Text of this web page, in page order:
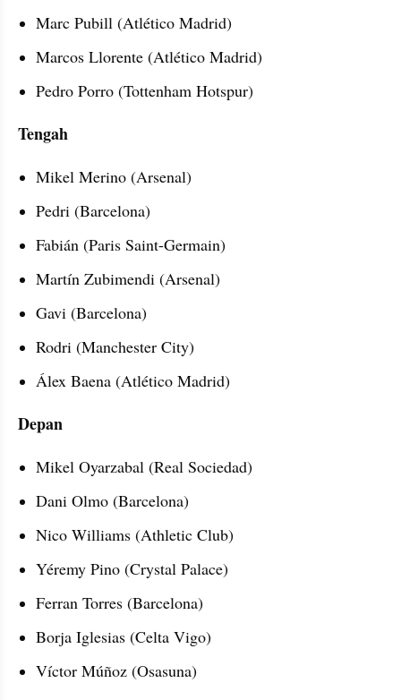
Marc Pubill (Atlético Madrid)
Marcos Llorente (Atlético Madrid)
Pedro Porro (Tottenham Hotspur)
Tengah
Mikel Merino (Arsenal)
Pedri (Barcelona)
Fabián (Paris Saint-Germain)
Martín Zubimendi (Arsenal)
Gavi (Barcelona)
Rodri (Manchester City)
Álex Baena (Atlético Madrid)
Depan
Mikel Oyarzabal (Real Sociedad)
Dani Olmo (Barcelona)
Nico Williams (Athletic Club)
Yéremy Pino (Crystal Palace)
Ferran Torres (Barcelona)
Borja Iglesias (Celta Vigo)
Víctor Múñoz (Osasuna)